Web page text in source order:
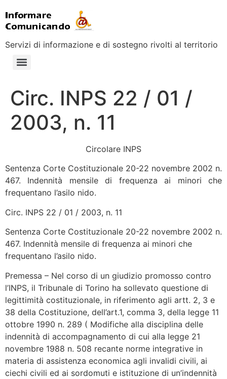
Servizi di informazione e di sostegno rivolti al territorio
Circ. INPS 22 / 01 /
2003, n. 11
Circolare INPS
Sentenza Corte Costituzionale 20-22 novembre 2002 n.
467. Indennità mensile di frequenza ai minori che
frequentano l’asilo nido.
Circ. INPS 22 / 01 / 2003, n. 11
Sentenza Corte Costituzionale 20-22 novembre 2002 n.
467. Indennità mensile di frequenza ai minori che
frequentano l’asilo nido.
Premessa – Nel corso di un giudizio promosso contro
l’INPS, il Tribunale di Torino ha sollevato questione di
legittimità costituzionale, in riferimento agli artt. 2, 3 e
38 della Costituzione, dell’art.1, comma 3, della legge 11
ottobre 1990 n. 289 ( Modifiche alla disciplina delle
indennità di accompagnamento di cui alla legge 21
novembre 1988 n. 508 recante norme integrative in
materia di assistenza economica agli invalidi civili, ai
ciechi civili ed ai sordomuti e istituzione di un’indennità